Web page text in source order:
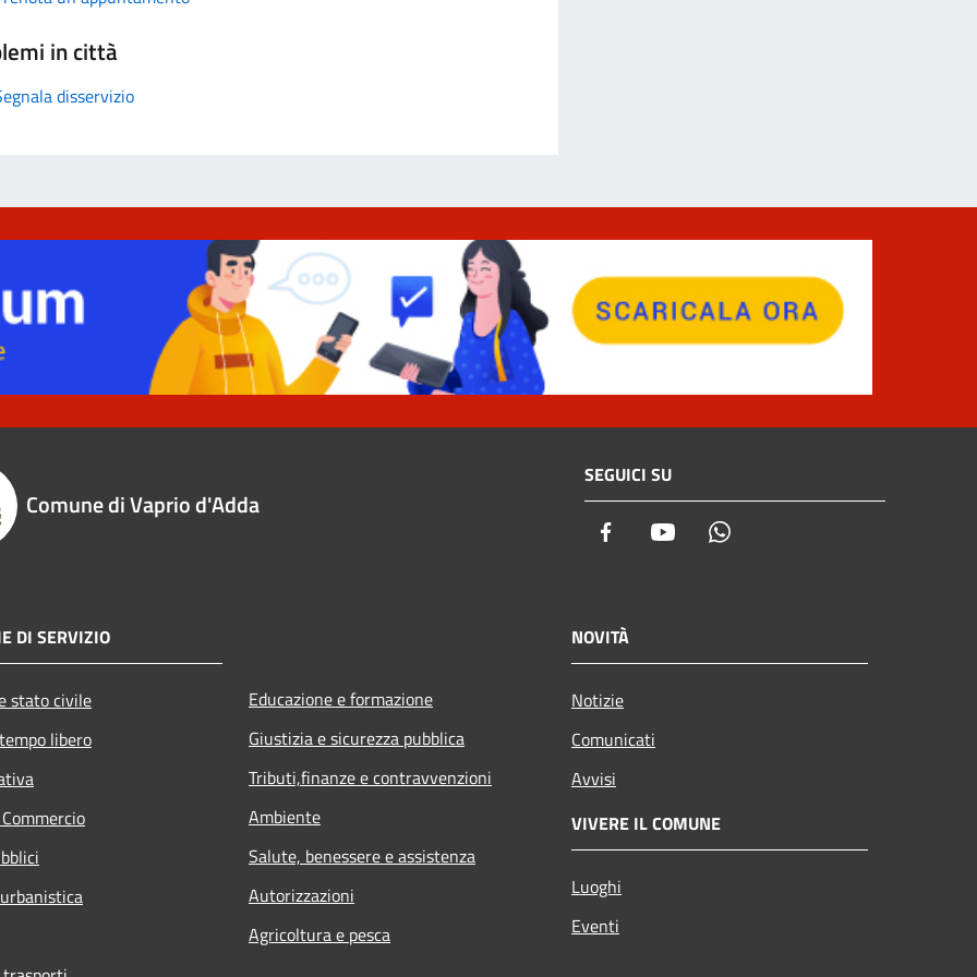
in città
disservizio
Comune di Vaprio d'Adda
SEGUICI SU
Facebook Youtube
DI SERVIZIO
stato civile
libero
Educazione e formazione
Giustizia e sicurezza pubblica
Tributi,finanze e contravvenzioni
Ambiente
Salute, benessere e assistenza
Autorizzazioni
Agricoltura e pesca
NOVITÀ
Notizie
Comunicati
Avvisi
VIVERE IL COMUNE
Luoghi
Eventi